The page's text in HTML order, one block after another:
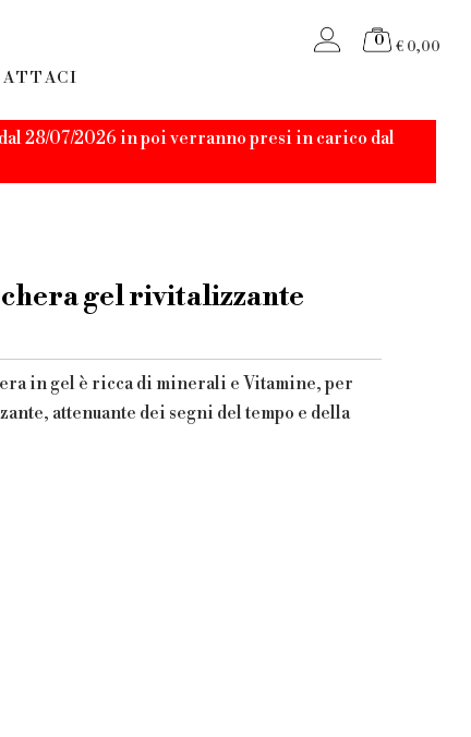
0 € 0,00
28/07/2026 in poi verranno presi in carico dal
gel rivitalizzante
in gel è ricca di minerali e Vitamine, per
attenuante dei segni del tempo e della